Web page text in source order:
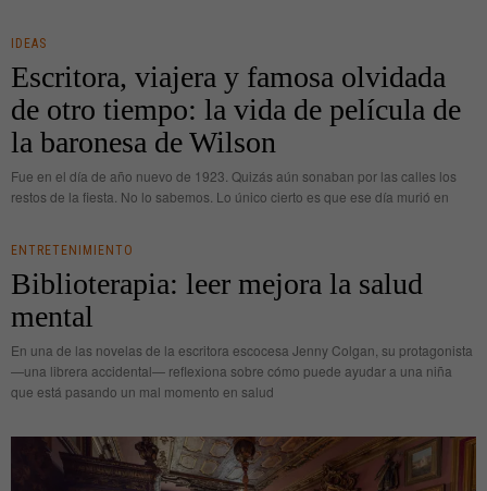
IDEAS
Escritora, viajera y famosa olvidada
de otro tiempo: la vida de película de
la baronesa de Wilson
Fue en el día de año nuevo de 1923. Quizás aún sonaban por las calles los
restos de la fiesta. No lo sabemos. Lo único cierto es que ese día murió en
ENTRETENIMIENTO
Biblioterapia: leer mejora la salud
mental
En una de las novelas de la escritora escocesa Jenny Colgan, su protagonista
—una librera accidental— reflexiona sobre cómo puede ayudar a una niña
que está pasando un mal momento en salud